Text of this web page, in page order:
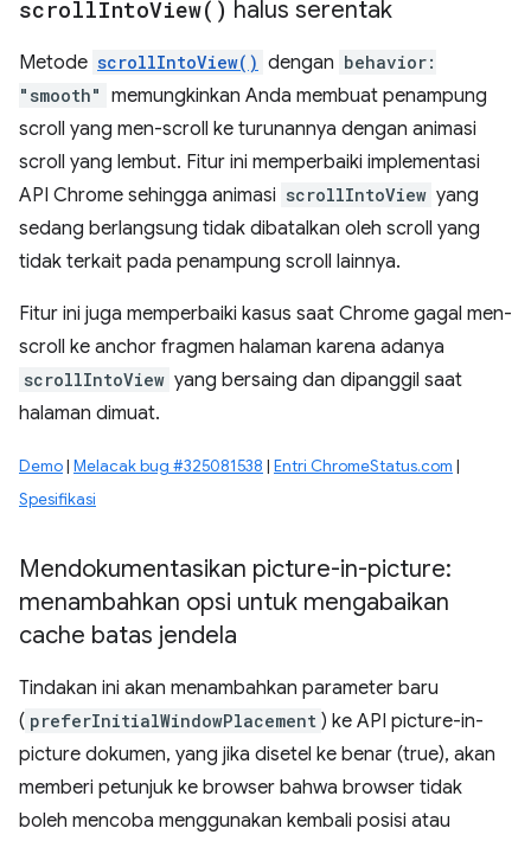
scrollIntoView( ) halus serentak
Metode scrollIntoView() dengan behavior:
"smooth" memungkinkan Anda membuat penampung
scroll yang men-scroll ke turunannya dengan animasi
scroll yang lembut. Fitur ini memperbaiki implementasi
API Chrome sehingga animasi scrollIntoView yang
sedang berlangsung tidak dibatalkan oleh scroll yang
tidak terkait pada penampung scroll lainnya.
Fitur ini juga memperbaiki kasus saat Chrome gagal men-
scroll ke anchor fragmen halaman karena adanya
scrollIntoView yang bersaing dan dipanggil saat
halaman dimuat.
Demo| Melacak bug #325081538 | Entri ChromeStatus.com |
Spesifikasi
Mendokumentasikan picture-in-picture:
menambahkan opsi untuk mengabaikan
cache batas jendela
Tindakan ini akan menambahkan parameter baru
( preferInitialWindowPlacement ) ke API picture-in-
picture dokumen, yang jika disetel ke benar (true), akan
memberi petunjuk ke browser bahwa browser tidak
boleh mencoba menggunakan kembali posisi atau